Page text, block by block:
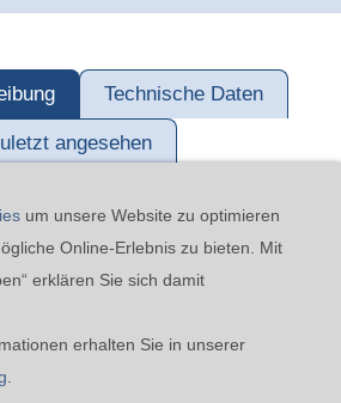
Technische Daten
angesehen
Cookies
Widerrufsrecht
um unsere Website zu optimieren
Online-Erlebnis zu bieten. Mit
erklären Sie sich damit
erhalten Sie in unserer